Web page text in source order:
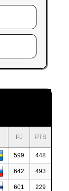
PJ PTS
599 448
642 493
601 229